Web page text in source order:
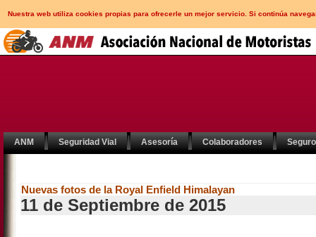
Nuestra web utiliza cookies propias para ofrecerle un mejor servicio. Si continúa
ANM Seguridad Vial Asesoría Colaboradores
Nuevas fotos de la Royal Enfield Himalayan
11 de Septiembre de 2015